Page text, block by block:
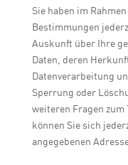
Sie haben im
Bestimmungen
Auskunft über Ihre
Daten, deren
Datenverarbeitung
Sperrung oder
weiteren Fragen zum
können Sie sich
angegebenen